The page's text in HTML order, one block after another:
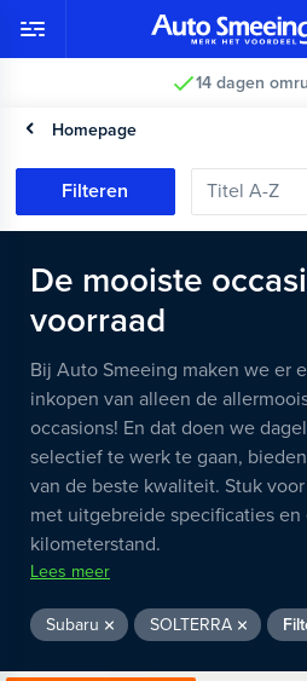
14 dagen
Homepage
Filteren
De mooiste
voorraad
Bij Auto Smeeing maken we er
inkopen van alleen de
occasions! En dat doen we
selectief te werk te gaan,
van de beste kwaliteit. Stuk
met uitgebreide specificaties en
kilometerstand.
Lees meer
Subaru SOLTERRA